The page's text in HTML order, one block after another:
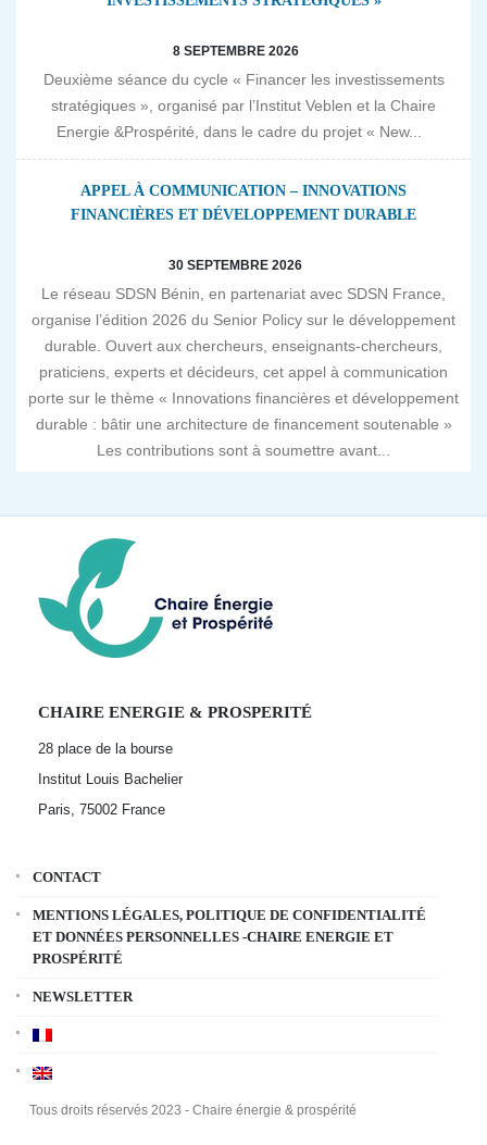
8 SEPTEMBRE 2026
Deuxième séance du cycle « Financer les investissements
stratégiques », organisé par l’Institut Veblen et la Chaire
Energie &Prospérité, dans le cadre du projet « New...
APPEL À COMMUNICATION – INNOVATIONS
FINANCIÈRES ET DÉVELOPPEMENT DURABLE
30 SEPTEMBRE 2026
Le réseau SDSN Bénin, en partenariat avec SDSN France,
organise l’édition 2026 du Senior Policy sur le développement
durable. Ouvert aux chercheurs, enseignants-chercheurs,
praticiens, experts et décideurs, cet appel à communication
porte sur le thème « Innovations financières et développement
durable : bâtir une architecture de financement soutenable »
Les contributions sont à soumettre avant...
CHAIRE ENERGIE & PROSPERITÉ
28 place de la bourse
Institut Louis Bachelier
Paris, 75002 France
CONTACT
MENTIONS LÉGALES, POLITIQUE DE CONFIDENTIALITÉ
ET DONNÉES PERSONNELLES -CHAIRE ENERGIE ET
PROSPÉRITÉ
NEWSLETTER
Tous droits réservés 2023 - Chaire énergie & prospérité